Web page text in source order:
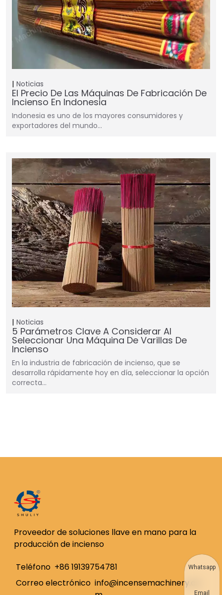
Noticias
El Precio De Las Máquinas De Fabricación De
Incienso En Indonesia
Indonesia es uno de los mayores consumidores y
exportadores del mundo…
Noticias
5 Parámetros Clave A Considerar Al
Seleccionar Una Máquina De Varillas De
Incienso
En la industria de fabricación de incienso, que se
desarrolla rápidamente hoy en día, seleccionar la opción
correcta…
Proveedor de soluciones llave en mano para la
producción de incienso
Teléfono +86 19139754781
Correo electrónico info@incensemachinery.co
Whatsapp
Email